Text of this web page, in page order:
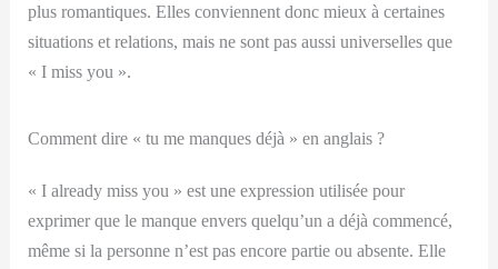
plus romantiques. Elles conviennent donc mieux à certaines
situations et relations, mais ne sont pas aussi universelles que
« I miss you ».
Comment dire « tu me manques déjà » en anglais ?
« I already miss you » est une expression utilisée pour
exprimer que le manque envers quelqu’un a déjà commencé,
même si la personne n’est pas encore partie ou absente. Elle